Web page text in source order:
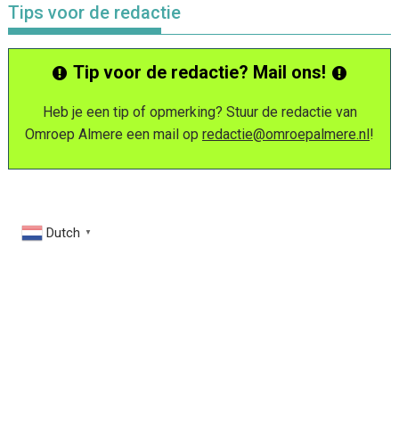
Tips voor de redactie
Tip voor de redactie? Mail ons!
Heb je een tip of opmerking? Stuur de redactie van
Omroep Almere een mail op redactie@omroepalmere.nl!
Dutch ▼